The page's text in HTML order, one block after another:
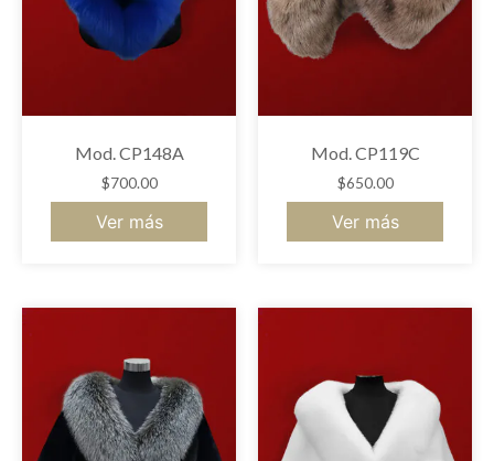
Mod. CP148A
$700.00
Ver más
Mod. CP119C
$650.00
Ver más